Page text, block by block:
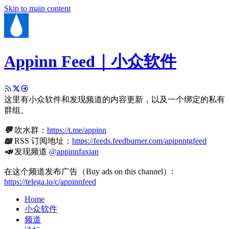
Skip to main content
Appinn Feed｜小众软件
这里有小众软件和发现频道的内容更新，以及一个绑定的私有
群组。
💬吹水群： https://t.me/appinn
📖RSS 订阅地址： https://feeds.feedburner.com/apipnntgfeed
📣发现频道 @appinnfaxian
在这个频道发布广告（Buy ads on this channel）:
https://telega.io/c/appinnfeed
Home
小众软件
频道